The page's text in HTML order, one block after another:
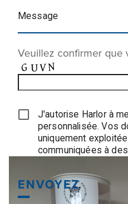
Message
Veuillez confirmer que
J'autorise Harlor à
personnalisée. Vos
uniquement
communiquées à
ENVOYEZ